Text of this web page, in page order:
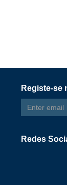
Registe-se
Email
address
Redes